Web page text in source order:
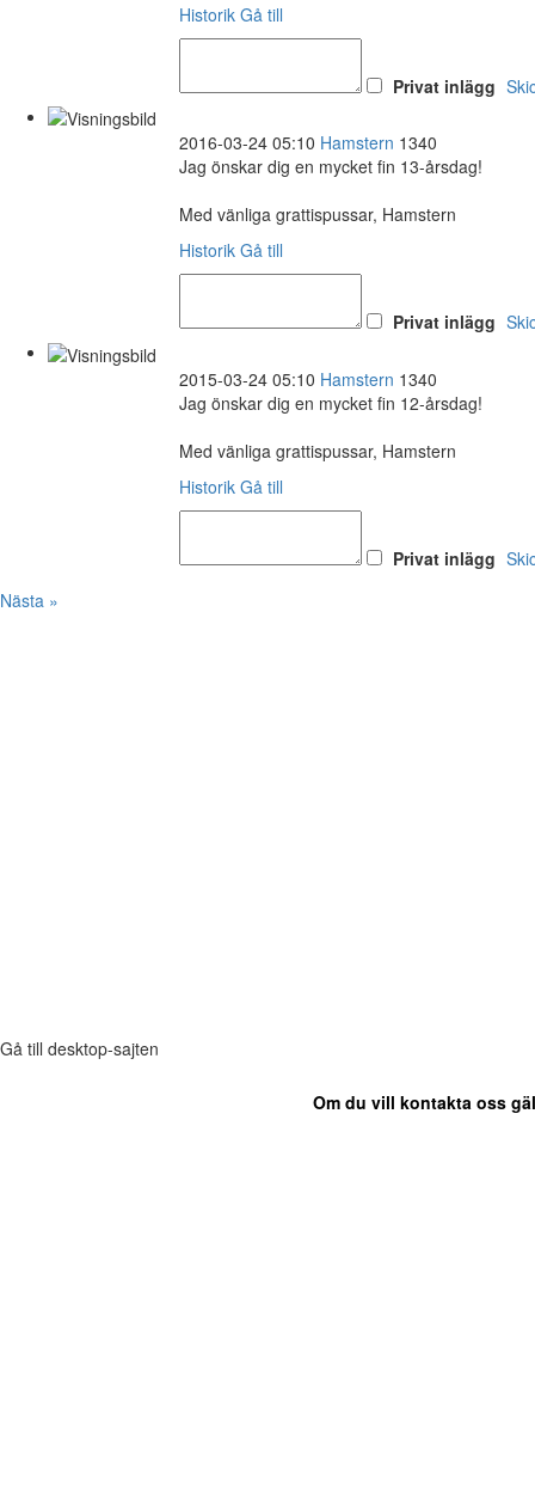
Historik Gå till
Privat inlägg
2016-03-24 05:10 Hamstern 1340
Jag önskar dig en mycket fin 13-årsdag!
Med vänliga grattispussar, Hamstern
Historik Gå till
Privat inlägg
2015-03-24 05:10 Hamstern 1340
Jag önskar dig en mycket fin 12-årsdag!
Med vänliga grattispussar, Hamstern
Historik Gå till
Privat inlägg
Nästa »
Gå till desktop-sajten
Om du vill kontakta oss